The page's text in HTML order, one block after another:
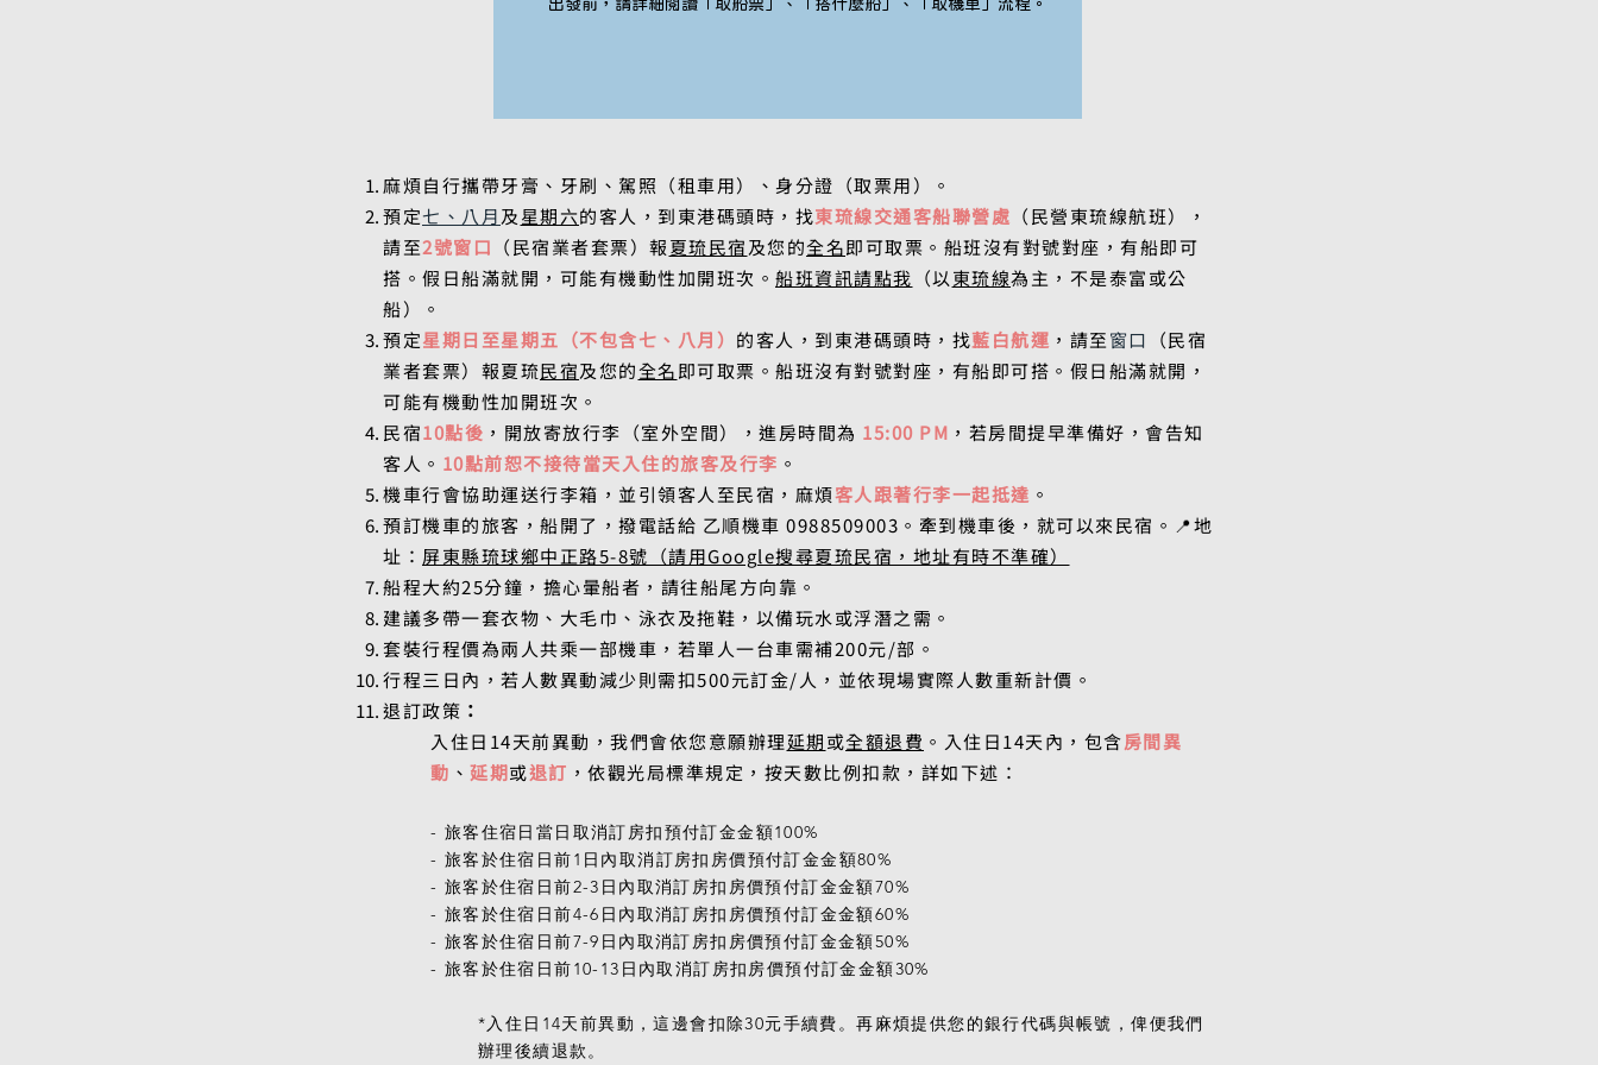
麻煩自行攜帶牙膏、牙刷、駕照（租車用）、身分證（取票用）
。​
預定七、八月及星期六的客人，到東港碼頭時，找東琉線交通客船聯營處 （民營東琉線航班），
請至2號窗口 （民宿業者套票）報夏琉民宿及您的全名即可取票。船班沒有對號對座，有船即可
搭。假日船滿就開，可能有機動性加開班次。 船班資訊請點我 （以東琉線為主，不是泰富或公
船）。
預定星期日至星期五（不包含七、八月） 的客人，到東港碼頭時，找藍白航運 ， 請至窗口
（民宿
業者套票）報夏琉民宿及您的全名即可取票。船班沒有對號對座，有船即可搭。假日船滿就開，
可能有機動性加開班次。
民宿10點後 ，開放寄放行李（室外空間），進房時間為 15:00 PM ，若房間提早​準備好，會告知
客人。 10點前恕不接待當天入住的旅客及行李 。
機車行會協助運送行李箱，並引領客人至民宿，麻煩客人跟著行李一起抵達 。
預訂機車的旅客，船開了，撥電話給 乙順機車 0988509003。牽到機車後，就可以來民宿。📍地
址： 屏東縣琉球鄉中正路5-8號（請用Google搜尋夏琉民宿，地址有時不準確）
船程大約25分鐘，擔心暈船者，請往船尾方向靠。
建議多帶一套衣物、大毛巾、泳衣及拖鞋，以備玩水或浮潛之需。
套裝行程價為兩人共乘一部機車，若單人一台車需補200元/部。
行程三日內，若人數異動減少則需扣500元訂金/人，並依現場實際人數重新計價。
退訂政策 ：
入住日14天前異動，我們會依您意願辦理延期或全額退費 。入住日14天內，包含房間異
動 、 延期或退訂 ，依觀光局標準規定，按天數比例扣款，詳如下述：
- 旅客住宿日當日取消訂房扣預付訂金金額100%
- 旅客於住宿日前1日內取消訂房扣房價預付訂金金額80%
- 旅客於住宿日前2-3日內取消訂房扣房價預付訂金金額70%
- 旅客於住宿日前4-6日內取消訂房扣房價預付訂金金額60%
- 旅客於住宿日前7-9日內取消訂房扣房價預付訂金金額50%
- 旅客於住宿日前10-13日內取消訂房扣房價預付訂金金額30%
*入住日14天前異動，這邊會扣除30元手續費。再麻煩提供您的銀行代碼與帳號，俾便我們
辦理後續退款。
出發前，請詳細閱讀「取船票」、「搭什麼船」、「取機車」流程。